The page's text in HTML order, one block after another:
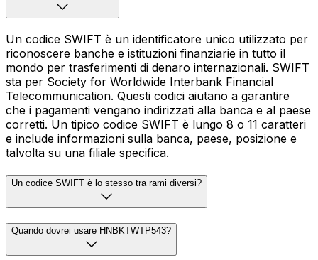
Un codice SWIFT è un identificatore unico utilizzato per
riconoscere banche e istituzioni finanziarie in tutto il
mondo per trasferimenti di denaro internazionali. SWIFT
sta per Society for Worldwide Interbank Financial
Telecommunication. Questi codici aiutano a garantire
che i pagamenti vengano indirizzati alla banca e al paese
corretti. Un tipico codice SWIFT è lungo 8 o 11 caratteri
e include informazioni sulla banca, paese, posizione e
talvolta su una filiale specifica.
Un codice SWIFT è lo stesso tra rami diversi?
Quando dovrei usare HNBKTWTP543?